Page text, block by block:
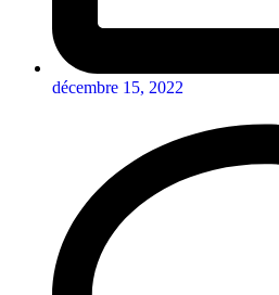
décembre 15, 2022